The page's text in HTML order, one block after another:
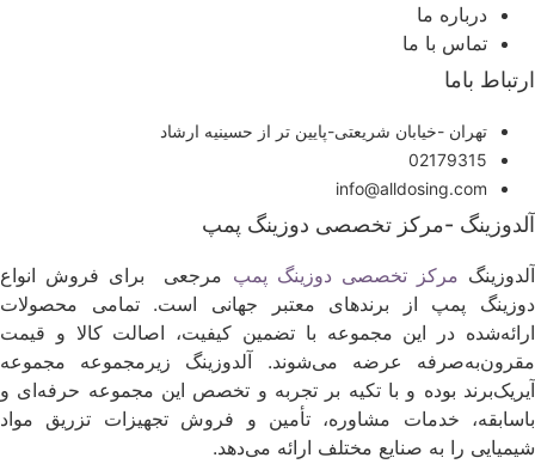
درباره ما
تماس با ما
ارتباط باما
تهران -خیابان شریعتی-پایین تر از حسینیه ارشاد
02179315
info@alldosing.com
آلدوزینگ -مرکز تخصصی دوزینگ پمپ
مرکز تخصصی دوزینگ پمپ مرجعی برای فروش انواع
دوزینگ پمپ از برندهای معتبر جهانی است. تمامی محصولات
ارائه‌شده در این مجموعه با تضمین کیفیت، اصالت کالا و قیمت
مقرون‌به‌صرفه عرضه می‌شوند. آلدوزینگ زیرمجموعه مجموعه
آیریک‌برند بوده و با تکیه بر تجربه و تخصص این مجموعه حرفه‌ای و
باسابقه، خدمات مشاوره، تأمین و فروش تجهیزات تزریق مواد
شیمیایی را به صنایع مختلف ارائه می‌دهد.